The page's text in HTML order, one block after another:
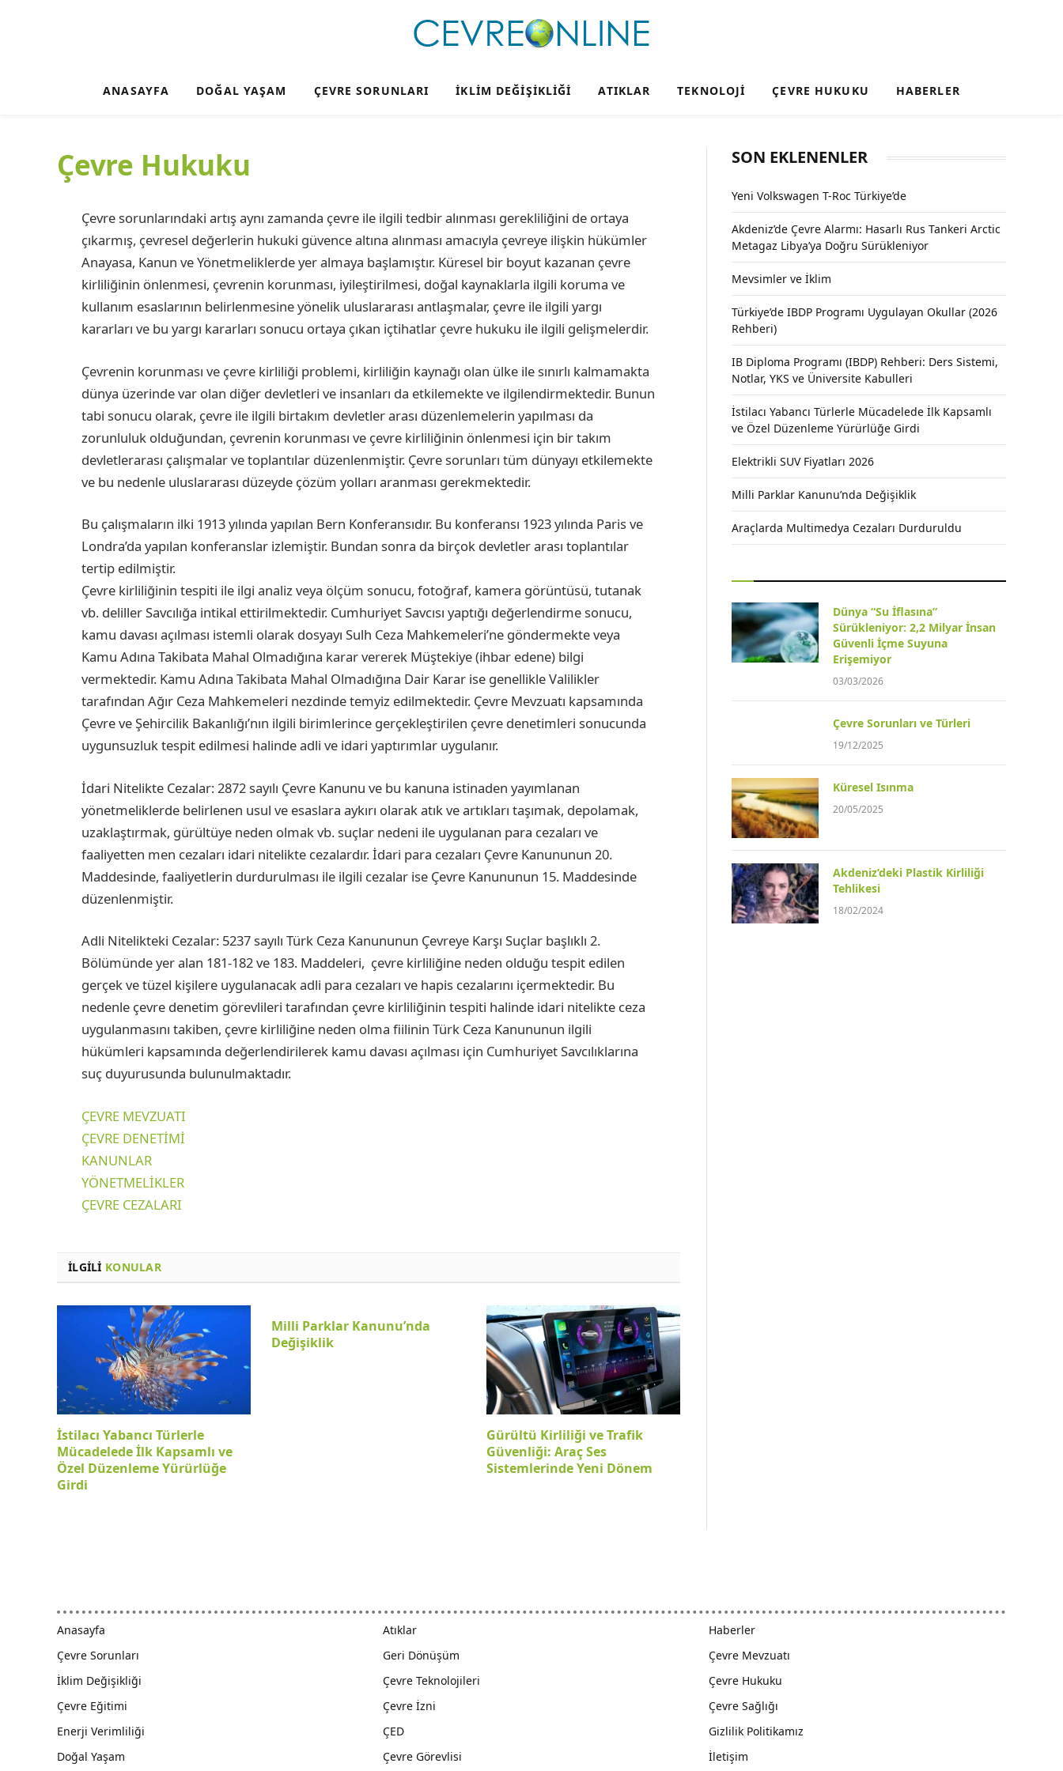
ANASAYFA DOĞAL YAŞAM ÇEVRE SORUNLARI İKLIM DEĞIŞIKLIĞI ATIKLAR TEKNOLOJI ÇEVRE HUKUKU HABERLER
Çevre Hukuku
Çevre sorunlarındaki artış aynı zamanda çevre ile ilgili tedbir alınması gerekliliğini de ortaya
çıkarmış, çevresel değerlerin hukuki güvence altına alınması amacıyla çevreye ilişkin hükümler
Anayasa, Kanun ve Yönetmeliklerde yer almaya başlamıştır. Küresel bir boyut kazanan çevre
kirliliğinin önlenmesi, çevrenin korunması, iyileştirilmesi, doğal kaynaklarla ilgili koruma ve
kullanım esaslarının belirlenmesine yönelik uluslararası antlaşmalar, çevre ile ilgili yargı
kararları ve bu yargı kararları sonucu ortaya çıkan içtihatlar çevre hukuku ile ilgili gelişmelerdir.
Çevrenin korunması ve çevre kirliliği problemi, kirliliğin kaynağı olan ülke ile sınırlı kalmamakta
dünya üzerinde var olan diğer devletleri ve insanları da etkilemekte ve ilgilendirmektedir. Bunun
tabi sonucu olarak, çevre ile ilgili birtakım devletler arası düzenlemelerin yapılması da
zorunluluk olduğundan, çevrenin korunması ve çevre kirliliğinin önlenmesi için bir takım
devletlerarası çalışmalar ve toplantılar düzenlenmiştir. Çevre sorunları tüm dünyayı etkilemekte
ve bu nedenle uluslararası düzeyde çözüm yolları aranması gerekmektedir.
Bu çalışmaların ilki 1913 yılında yapılan Bern Konferansıdır. Bu konferansı 1923 yılında Paris ve
Londra’da yapılan konferanslar izlemiştir. Bundan sonra da birçok devletler arası toplantılar
tertip edilmiştir.
Çevre kirliliğinin tespiti ile ilgi analiz veya ölçüm sonucu, fotoğraf, kamera görüntüsü, tutanak
vb. deliller Savcılığa intikal ettirilmektedir. Cumhuriyet Savcısı yaptığı değerlendirme sonucu,
kamu davası açılması istemli olarak dosyayı Sulh Ceza Mahkemeleri’ne göndermekte veya
Kamu Adına Takibata Mahal Olmadığına karar vererek Müştekiye (ihbar edene) bilgi
vermektedir. Kamu Adına Takibata Mahal Olmadığına Dair Karar ise genellikle Valilikler
tarafından Ağır Ceza Mahkemeleri nezdinde temyiz edilmektedir. Çevre Mevzuatı kapsamında
Çevre ve Şehircilik Bakanlığı’nın ilgili birimlerince gerçekleştirilen çevre denetimleri sonucunda
uygunsuzluk tespit edilmesi halinde adli ve idari yaptırımlar uygulanır.
İdari Nitelikte Cezalar: 2872 sayılı Çevre Kanunu ve bu kanuna istinaden yayımlanan
yönetmeliklerde belirlenen usul ve esaslara aykırı olarak atık ve artıkları taşımak, depolamak,
uzaklaştırmak, gürültüye neden olmak vb. suçlar nedeni ile uygulanan para cezaları ve
faaliyetten men cezaları idari nitelikte cezalardır. İdari para cezaları Çevre Kanununun 20.
Maddesinde, faaliyetlerin durdurulması ile ilgili cezalar ise Çevre Kanununun 15. Maddesinde
düzenlenmiştir.
Adli Nitelikteki Cezalar: 5237 sayılı Türk Ceza Kanununun Çevreye Karşı Suçlar başlıklı 2.
Bölümünde yer alan 181-182 ve 183. Maddeleri, çevre kirliliğine neden olduğu tespit edilen
gerçek ve tüzel kişilere uygulanacak adli para cezaları ve hapis cezalarını içermektedir. Bu
nedenle çevre denetim görevlileri tarafından çevre kirliliğinin tespiti halinde idari nitelikte ceza
uygulanmasını takiben, çevre kirliliğine neden olma fiilinin Türk Ceza Kanununun ilgili
hükümleri kapsamında değerlendirilerek kamu davası açılması için Cumhuriyet Savcılıklarına
suç duyurusunda bulunulmaktadır.
ÇEVRE MEVZUATI
ÇEVRE DENETİMİ
KANUNLAR
YÖNETMELİKLER
ÇEVRE CEZALARI
İLGILI KONULAR
İstilacı Yabancı Türlerle
Mücadelede İlk Kapsamlı ve
Özel Düzenleme Yürürlüğe
Girdi
Milli Parklar Kanunu’nda
Değişiklik
Gürültü Kirliliği ve Trafik
Güvenliği: Araç Ses
Sistemlerinde Yeni Dönem
SON EKLENENLER
Yeni Volkswagen T-Roc Türkiye’de
Akdeniz’de Çevre Alarmı: Hasarlı Rus Tankeri Arctic
Metagaz Libya’ya Doğru Sürükleniyor
Mevsimler ve İklim
Türkiye’de IBDP Programı Uygulayan Okullar (2026
Rehberi)
IB Diploma Programı (IBDP) Rehberi: Ders Sistemi,
Notlar, YKS ve Üniversite Kabulleri
İstilacı Yabancı Türlerle Mücadelede İlk Kapsamlı
ve Özel Düzenleme Yürürlüğe Girdi
Elektrikli SUV Fiyatları 2026
Milli Parklar Kanunu’nda Değişiklik
Araçlarda Multimedya Cezaları Durduruldu
Dünya “Su İflasına”
Sürükleniyor: 2,2 Milyar İnsan
Güvenli İçme Suyuna
Erişemiyor
03/03/2026
Çevre Sorunları ve Türleri
19/12/2025
Küresel Isınma
20/05/2025
Akdeniz’deki Plastik Kirliliği
Tehlikesi
18/02/2024
Anasayfa
Çevre Sorunları
İklim Değişikliği
Çevre Eğitimi
Enerji Verimliliği
Doğal Yaşam
Atıklar
Geri Dönüşüm
Çevre Teknolojileri
Çevre İzni
ÇED
Çevre Görevlisi
Haberler
Çevre Mevzuatı
Çevre Hukuku
Çevre Sağlığı
Gizlilik Politikamız
İletişim